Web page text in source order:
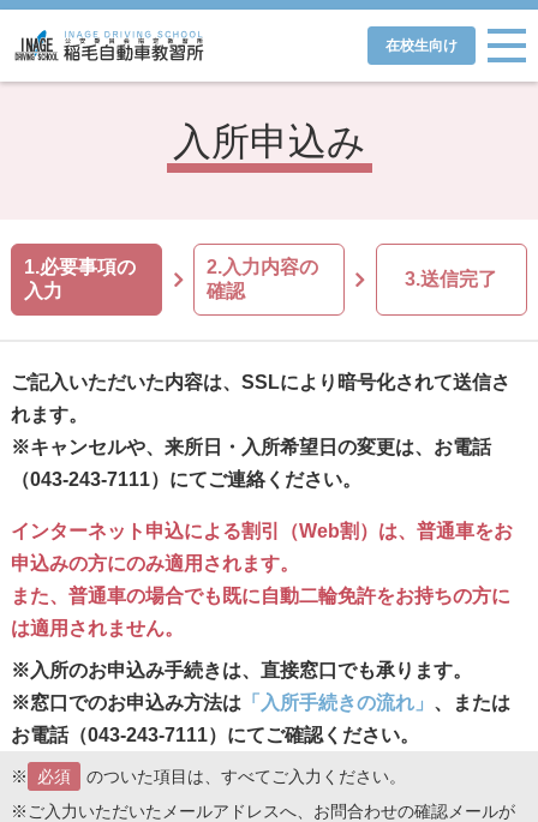
在校生向け
入所申込み
1.必要事項の
入力
2.入力内容の
確認
3.送信完了
ご記入いただいた内容は、SSLにより暗号化されて送信さ
れます。
※キャンセルや、来所日・入所希望日の変更は、お電話
（043-243-7111）にてご連絡ください。
インターネット申込による割引（Web割）は、普通車をお
申込みの方にのみ適用されます。
また、普通車の場合でも既に自動二輪免許をお持ちの方に
は適用されません。
※入所のお申込み手続きは、直接窓口でも承ります。
※窓口でのお申込み方法は 「入所手続きの流れ」 、または
お電話（043-243-7111）にてご確認ください。
※ 必須
のついた項目は、すべてご入力ください。
※ご入力いただいたメールアドレスへ、お問合わせの確認メールが